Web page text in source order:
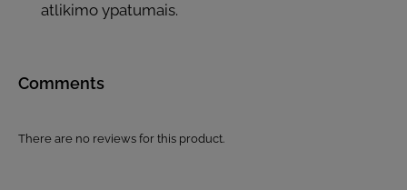
atlikimo ypatumais.
Comments
There are no reviews for this product.